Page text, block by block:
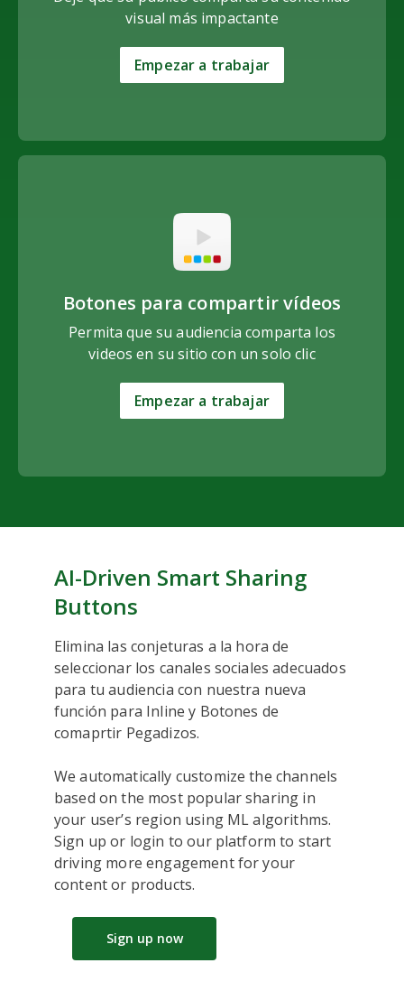
visual más impactante
Empezar a trabajar
Botones para compartir vídeos
Permita que su audiencia comparta los
videos en su sitio con un solo clic
Empezar a trabajar
AI-Driven Smart Sharing
Buttons
Elimina las conjeturas a la hora de
seleccionar los canales sociales adecuados
para tu audiencia con nuestra nueva
función para Inline y Botones de
comaprtir Pegadizos.
We automatically customize the channels
based on the most popular sharing in
your user’s region using ML algorithms.
Sign up or login to our platform to start
driving more engagement for your
content or products.
Sign up now